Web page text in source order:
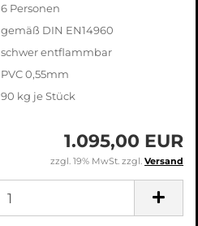
6 Personen
gemäß DIN EN14960
schwer entflammbar
PVC 0,55mm
90 kg je Stück
1.095,00 EUR
zzgl. 19% MwSt. zzgl. Versand